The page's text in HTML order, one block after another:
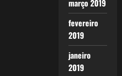
março 2019
fevereiro
2019
janeiro
2019